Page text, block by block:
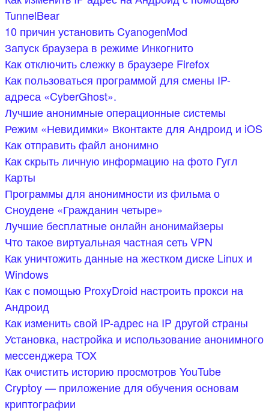
TunnelBear
10 причин установить CyanogenMod
Запуск браузера в режиме Инкогнито
Как отключить слежку в браузере Firefox
Как пользоваться программой для смены IP-
адреса «CyberGhost».
Лучшие анонимные операционные системы
Режим «Невидимки» Вконтакте для Андроид и iOS
Как отправить файл анонимно
Как скрыть личную информацию на фото Гугл
Карты
Программы для анонимности из фильма о
Сноудене «Гражданин четыре»
Лучшие бесплатные онлайн анонимайзеры
Что такое виртуальная частная сеть VPN
Как уничтожить данные на жестком диске Linux и
Windows
Как с помощью ProxyDroid настроить прокси на
Андроид
Как изменить свой IP-адрес на IP другой страны
Установка, настройка и использование анонимного
мессенджера TOX
Как очистить историю просмотров YouTube
Cryptoy — приложение для обучения основам
криптографии